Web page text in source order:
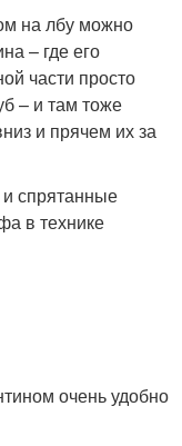
на лбу можно
– где его
части просто
– и там тоже
и прячем их за
спрятанные
в технике
очень удобно